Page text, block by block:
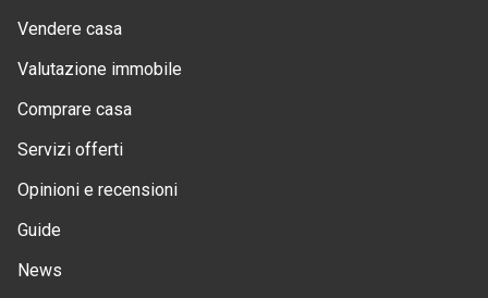
Vendere casa
Valutazione immobile
Comprare casa
Servizi offerti
Opinioni e recensioni
Guide
News